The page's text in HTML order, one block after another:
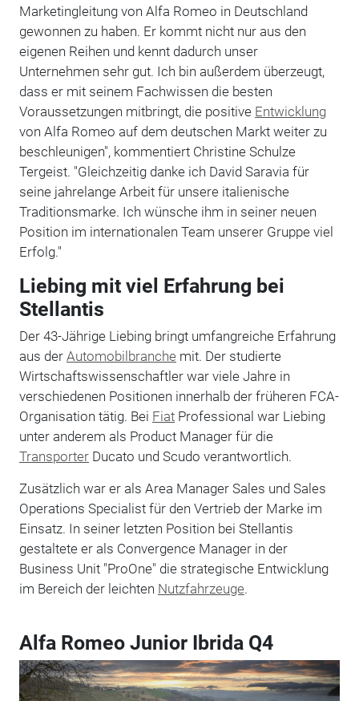
Marketingleitung von Alfa Romeo in Deutschland
gewonnen zu haben. Er kommt nicht nur aus den
eigenen Reihen und kennt dadurch unser
Unternehmen sehr gut. Ich bin außerdem überzeugt,
dass er mit seinem Fachwissen die besten
Voraussetzungen mitbringt, die positive Entwicklung
von Alfa Romeo auf dem deutschen Markt weiter zu
beschleunigen", kommentiert Christine Schulze
Tergeist. "Gleichzeitig danke ich David Saravia für
seine jahrelange Arbeit für unsere italienische
Traditionsmarke. Ich wünsche ihm in seiner neuen
Position im internationalen Team unserer Gruppe viel
Erfolg."
Liebing mit viel Erfahrung bei
Stellantis
Der 43-Jährige Liebing bringt umfangreiche Erfahrung
aus der Automobilbranche mit. Der studierte
Wirtschaftswissenschaftler war viele Jahre in
verschiedenen Positionen innerhalb der früheren FCA-
Organisation tätig. Bei FiatProfessional war Liebing
unter anderem als Product Manager für die
TransporterDucato und Scudo verantwortlich.
Zusätzlich war er als Area Manager Sales und Sales
Operations Specialist für den Vertrieb der Marke im
Einsatz. In seiner letzten Position bei Stellantis
gestaltete er als Convergence Manager in der
Business Unit "ProOne" die strategische Entwicklung
im Bereich der leichten Nutzfahrzeuge.
Alfa Romeo Junior Ibrida Q4